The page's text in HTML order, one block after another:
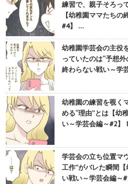
練習で、親子そろっ
【幼稚園ママたち
#4】 …
幼稚園学芸会の主役
っていたのは“予想
終わらない戦い～学
幼稚園の練習を覗く
める“理由”とは【幼
い～学芸会編～#2
学芸会の立ち位置マ
工作”がバレた瞬間
い戦い～学芸会編～